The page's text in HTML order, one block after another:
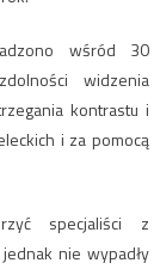
wśród 30
widzenia
kontrastu i
i za pomocą
specjaliści z
nie wypadły